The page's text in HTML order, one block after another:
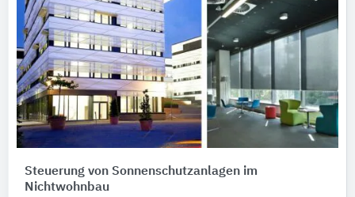
Steuerung von Sonnenschutzanlagen im
Nichtwohnbau